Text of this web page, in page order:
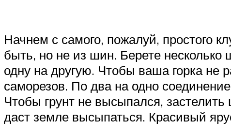
Начнем с самого, пожалуй, простого
быть, но не из шин. Берете несколько
одну на другую. Чтобы ваша горка не
саморезов. По два на одно
Чтобы грунт не высыпался,
даст земле высыпаться. Красивый